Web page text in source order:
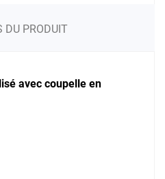
DU PRODUIT
avec coupelle en